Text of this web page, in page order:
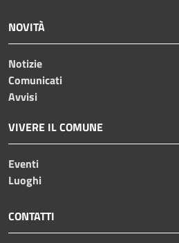
NOVITÀ
Notizie
Comunicati
Avvisi
VIVERE IL COMUNE
Eventi
Luoghi
CONTATTI